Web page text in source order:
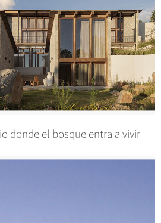
donde el bosque entra a vivir